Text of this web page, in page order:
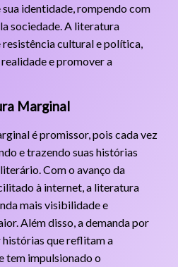
identidade, rompendo com
sociedade. A literatura
cultural e política,
e promover a
Marginal
é promissor, pois cada vez
e trazendo suas histórias
Com o avanço da
à internet, a literatura
mais visibilidade e
Além disso, a demanda por
que reflitam a
tem impulsionado o